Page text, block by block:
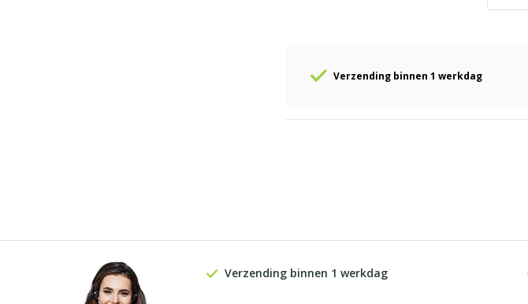
Verzending binnen 1 werkdag
Verzending binnen 1 werkdag